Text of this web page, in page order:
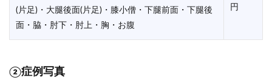
(片足)・大腿後面(片足)・膝小僧・下腿前面・下腿後
面・脇・肘下・肘上・胸・お腹
円
②症例写真